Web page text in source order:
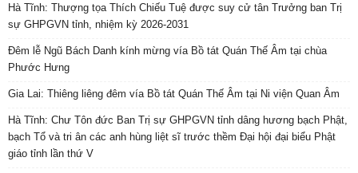
Hà Tĩnh: Thượng tọa Thích Chiếu Tuệ được suy cử tân Trưởng ban Trị
sự GHPGVN tỉnh, nhiệm kỳ 2026-2031
Đêm lễ Ngũ Bách Danh kính mừng vía Bồ tát Quán Thế Âm tại chùa
Phước Hưng
Gia Lai: Thiêng liêng đêm vía Bồ tát Quán Thế Âm tại Ni viện Quan Âm
Hà Tĩnh: Chư Tôn đức Ban Trị sự GHPGVN tỉnh dâng hương bạch Phật,
bạch Tổ và tri ân các anh hùng liệt sĩ trước thềm Đại hội đại biểu Phật
giáo tỉnh lần thứ V